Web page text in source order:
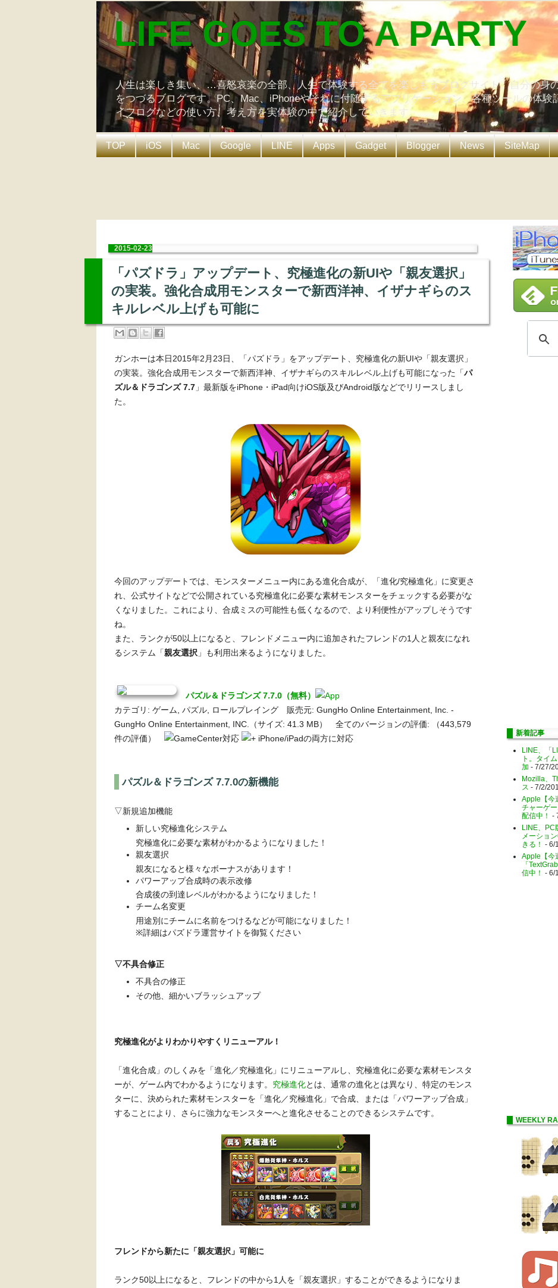
LIFE GOES TO A PARTY
人生は楽しき集い、…喜怒哀楽の全部、人生で体験する全てを楽しもうブログサイト。自分の身
をつづるブログです。PC、Mac、iPhoneやそれに付随するアプリケーション、各種ツールの体験
イフログなどの使い方、考え方を実体験の中で紹介していきます。
TOP iOS Mac Google LINE Apps Gadget Blogger News SiteMap
2015-02-23
「パズドラ」アップデート、究極進化の新UIや「親友選択」
の実装。強化合成用モンスターで新西洋神、イザナギらのス
キルレベル上げも可能に
ガンホーは本日2015年2月23日、「パズドラ」をアップデート、究極進化の新UIや「親友選択」
の実装。強化合成用モンスターで新西洋神、イザナギらのスキルレベル上げも可能になった「パ
ズル＆ドラゴンズ 7.7 」最新版をiPhone・iPad向けiOS版及びAndroid版などでリリースしまし
た。
今回のアップデートでは、モンスターメニュー内にある進化合成が、「進化/究極進化」に変更さ
れ、公式サイトなどで公開されている究極進化に必要な素材モンスターをチェックする必要がな
くなりました。これにより、合成ミスの可能性も低くなるので、より利便性がアップしそうです
ね。
また、ランクが50以上になると、フレンドメニュー内に追加されたフレンドの1人と親友になれ
るシステム「親友選択 」も利用出来るようになりました。
パズル＆ドラゴンズ 7.7.0（無料）
カテゴリ: ゲーム, パズル, ロールプレイング 販売元: GungHo Online Entertainment, Inc. -
GungHo Online Entertainment, INC.（サイズ: 41.3 MB） 全てのバージョンの評価:
（443,579
件の評価）
iPhone/iPadの両方に対応
パズル＆ドラゴンズ 7.7.0の新機能
▽新規追加機能
新しい究極進化システム
究極進化に必要な素材がわかるようになりました！
親友選択
親友になると様々なボーナスがあります！
パワーアップ合成時の表示改修
合成後の到達レベルがわかるようになりました！
チーム名変更
用途別にチームに名前をつけるなどが可能になりました！
※詳細はパズドラ運営サイトを御覧ください
▽不具合修正
不具合の修正
その他、細かいブラッシュアップ
究極進化がよりわかりやすくリニューアル！
「進化合成」のしくみを「進化／究極進化」にリニューアルし、究極進化に必要な素材モンスタ
ーが、ゲーム内でわかるようになります。 究極進化とは、通常の進化とは異なり、特定のモンス
ターに、決められた素材モンスターを「進化／究極進化」で合成、または「パワーアップ合成」
することにより、さらに強力なモンスターへと進化させることのできるシステムです。
フレンドから新たに「親友選択」可能に
ランク50以上になると、フレンドの中から1人を「親友選択」することができるようになりま
新着記事
LINE、「
ト。タイ
加 - 7/27/
Mozilla、
ス - 7/2/
Apple【今
チャーゲ
配信中！ -
LINE、PC
メーショ
きる！ - 6/
Apple【今
「
信中！ - 6/
WEEKLY